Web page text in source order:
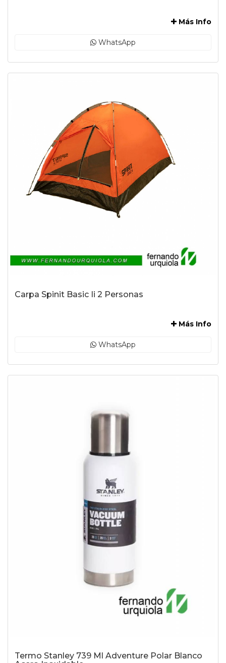
Más Info
WhatsApp
Carpa Spinit Basic Ii 2 Personas
Más Info
WhatsApp
Termo Stanley 739 Ml Adventure Polar Blanco